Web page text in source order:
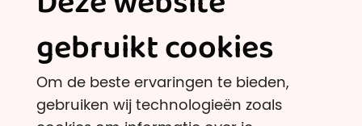
gebruikt cookies
Om de beste ervaringen te bieden,
gebruiken wij technologieën zoals
Onafhankelijke onderzoeksinstellingen
En andere goede doelen dan?
Belastingvoordeel